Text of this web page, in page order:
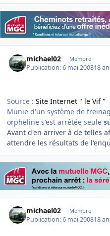
michael02 Membre
Publication:6 mai 200818
Source : Site Internet " le Vif "
Munie d'un système de
orpheline s'est arrêtée seule
Avant d'en arriver à de telles
attendre les résultats de
michael02 Membre
Publication:6 mai 200818